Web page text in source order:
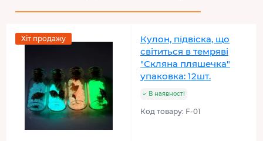
Хіт продажу
Кулон, підвіска, що
світиться в темряві
"Скляна пляшечка"
упаковка: 12шт.
В наявності
Код товару: F-01